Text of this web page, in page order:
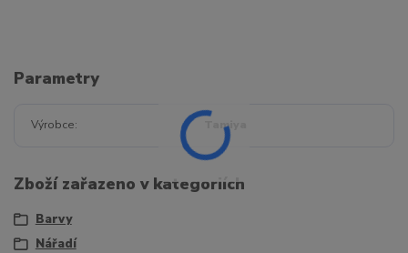
Parametry
Výrobce Tamiya
Zboží zařazeno v kategoriích
Barvy
Nářadí